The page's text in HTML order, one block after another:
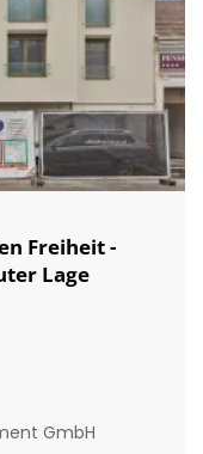
Freiheit -
Lage
GmbH